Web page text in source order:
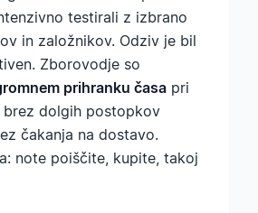
testirali z izbrano
in založnikov. Odziv je bil
Zborovodje so
prihranku časa pri
brez dolgih postopkov
čakanja na dostavo.
note poiščite, kupite, takoj